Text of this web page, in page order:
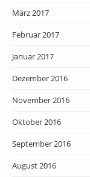
März 2017
Februar 2017
Januar 2017
Dezember 2016
November 2016
Oktober 2016
September 2016
August 2016